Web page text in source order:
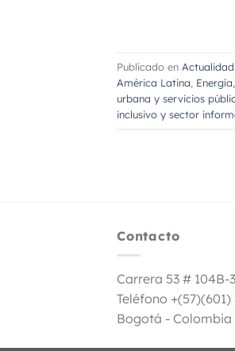
Publicado en Actualidad
América Latina Energía
urbana y servicios
inclusivo y sector
Contacto
Carrera 53 # 104B-
Teléfono +(57)(601)
Bogotá - Colombia